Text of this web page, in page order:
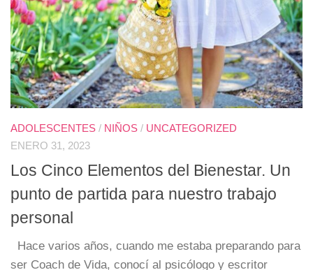
ADOLESCENTES / NIÑOS / UNCATEGORIZED
ENERO 31, 2023
Los Cinco Elementos del Bienestar. Un
punto de partida para nuestro trabajo
personal
Hace varios años, cuando me estaba preparando para
ser Coach de Vida, conocí al psicólogo y escritor